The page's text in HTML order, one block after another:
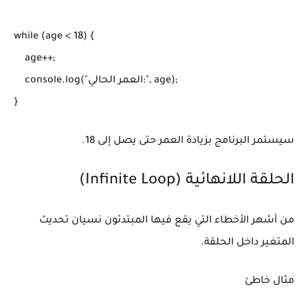
while (age < 18) {
    age++;
    console.log("العمر الحالي:", age);
}
سيستمر البرنامج بزيادة العمر حتى يصل إلى 18.
الحلقة اللانهائية (Infinite Loop)
من أشهر الأخطاء التي يقع فيها المبتدئون نسيان تحديث
المتغير داخل الحلقة.
مثال خاطئ